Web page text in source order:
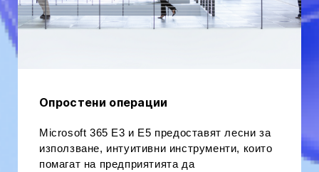
Опростени операции
Microsoft 365 E3 и E5 предоставят лесни за
използване, интуитивни инструменти, които
помагат на предприятията да